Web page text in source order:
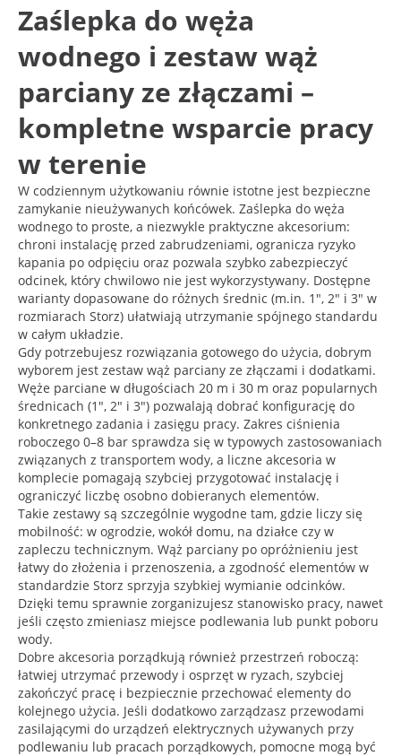
Zaślepka do węża
wodnego i zestaw wąż
parciany ze złączami –
kompletne wsparcie pracy
w terenie
W codziennym użytkowaniu równie istotne jest bezpieczne
zamykanie nieużywanych końcówek. Zaślepka do węża
wodnego to proste, a niezwykle praktyczne akcesorium:
chroni instalację przed zabrudzeniami, ogranicza ryzyko
kapania po odpięciu oraz pozwala szybko zabezpieczyć
odcinek, który chwilowo nie jest wykorzystywany. Dostępne
warianty dopasowane do różnych średnic (m.in. 1", 2" i 3" w
rozmiarach Storz) ułatwiają utrzymanie spójnego standardu
w całym układzie.
Gdy potrzebujesz rozwiązania gotowego do użycia, dobrym
wyborem jest zestaw wąż parciany ze złączami i dodatkami.
Węże parciane w długościach 20 m i 30 m oraz popularnych
średnicach (1", 2" i 3") pozwalają dobrać konfigurację do
konkretnego zadania i zasięgu pracy. Zakres ciśnienia
roboczego 0–8 bar sprawdza się w typowych zastosowaniach
związanych z transportem wody, a liczne akcesoria w
komplecie pomagają szybciej przygotować instalację i
ograniczyć liczbę osobno dobieranych elementów.
Takie zestawy są szczególnie wygodne tam, gdzie liczy się
mobilność: w ogrodzie, wokół domu, na działce czy w
zapleczu technicznym. Wąż parciany po opróżnieniu jest
łatwy do złożenia i przenoszenia, a zgodność elementów w
standardzie Storz sprzyja szybkiej wymianie odcinków.
Dzięki temu sprawnie zorganizujesz stanowisko pracy, nawet
jeśli często zmieniasz miejsce podlewania lub punkt poboru
wody.
Dobre akcesoria porządkują również przestrzeń roboczą:
łatwiej utrzymać przewody i osprzęt w ryzach, szybciej
zakończyć pracę i bezpiecznie przechować elementy do
kolejnego użycia. Jeśli dodatkowo zarządzasz przewodami
zasilającymi do urządzeń elektrycznych używanych przy
podlewaniu lub pracach porządkowych, pomocne mogą być